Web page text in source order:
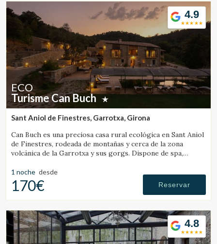
4.9
ECO
Turisme Can Buch
Sant Aniol de Finestres, Garrotxa, Girona
Can Buch es una preciosa casa rural ecológica en Sant Aniol
de Finestres, rodeada de montañas y cerca de la zona
volcánica de la Garrotxa y sus gorgs. Dispone de spa,
1 noche desde
170€ Reservar
4.8